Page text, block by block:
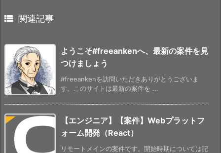
 関連記事
ようこそ#freeankenへ、最新の案件を見
つけましょう
#freeankenを訪問いただきありがとうございま
す。このサイトは最新の案件を ...
【エンジニア】【案件】Webプラットフ
ォーム開発（React）
リモートメインの案件です。開始時期については記